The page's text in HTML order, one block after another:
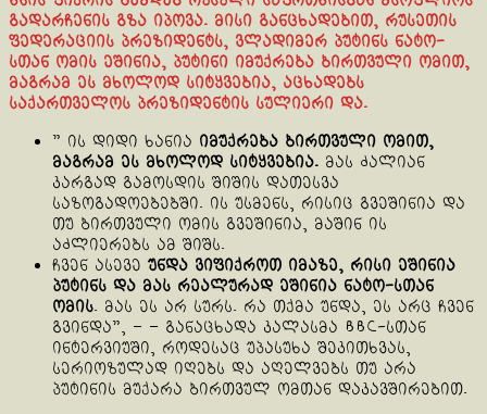
გადარჩენის გზა იპოვა. მისი განცხადებით, რუსეთის
ფედერაციის პრეზიდენტს, ვლადიმერ პუტინს ნატო-
სთან ომის ეშინია, პუტინი იმუქრება ბირთვული ომით,
მაგრამ ეს მხოლოდ სიტყვებია, აცხადებს
საქართველოს პრეზიდენტის სულიერი და.
” ის დიდი ხანია იმუქრება ბირთვული ომით,
მაგრამ ეს მხოლოდ სიტყვებია. მას ძალიან
კარგად გამოსდის შიშის დათესვა
საზოგადოებებში. ის უსმენს, რისიც გვეშინია და
თუ ბირთვული ომის გვეშინია, მაშინ ის
აძლიერებს ამ შიშს.
ჩვენ ასევე უნდა ვიფიქროთ იმაზე, რისი ეშინია
პუტინს და მას რეალურად ეშინია ნატო-სთან
ომის. მას ეს არ სურს. რა თქმა უნდა, ეს არც ჩვენ
გვინდა”, – – განაცხადა კალასმა BBC-სთან
ინტერვიუში, როდესაც უპასუხა შეკითხვას,
სერიოზულად იღებს და აღელვებს თუ არა
პუტინის მუქარა ბირთვულ ომთან დაკავშირებით.